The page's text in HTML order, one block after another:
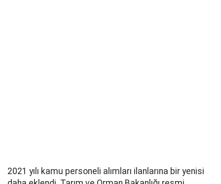
2021 yılı kamu personeli alımları ilanlarına bir yenisi